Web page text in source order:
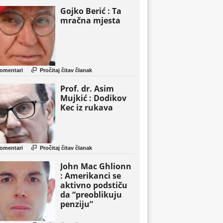
Gojko Berić : Ta
mračna mjesta
 Pročitaj čitav članak
Prof. dr. Asim
Mujkić : Dodikov
Kec iz rukava
 Pročitaj čitav članak
John Mac Ghlionn
: Amerikanci se
aktivno podstiču
da “preoblikuju
penziju”